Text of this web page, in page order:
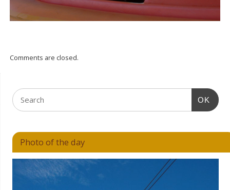
Comments are closed.
OK
Photo of the day